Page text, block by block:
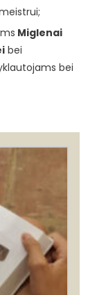
Miglenai
bei
bei